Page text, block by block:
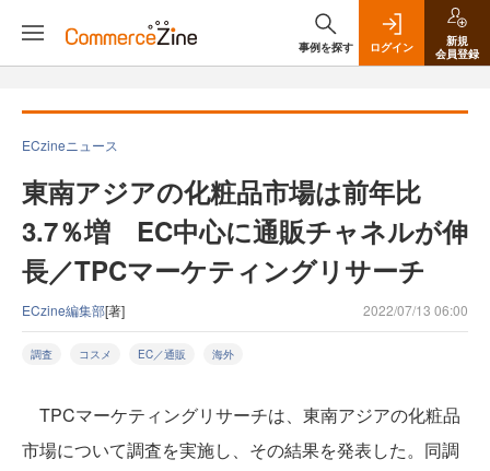
事例を探す ログイン
新規
会員登録
ECzineニュース
東南アジアの化粧品市場は前年比
3.7％増 EC中心に通販チャネルが伸
長／TPCマーケティングリサーチ
ECzine編集部[著] 2022/07/13 06:00
調査 コスメ EC／通販 海外
TPCマーケティングリサーチは、東南アジアの化粧品
市場について調査を実施し、その結果を発表した。同調